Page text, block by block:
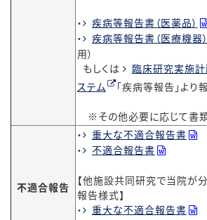
・ 疾病等報告書（医薬品）
・
疾病等報告書（医療機器）
用）
もしくは
臨床研究実施
ステム
「疾病等報告」より
※その他必要に応じて書
不適合報告
・
重大な不適合報告書
・
不適合報告書
【他施設共同研究で当院が
報告様式】
・
重大な不適合報告書